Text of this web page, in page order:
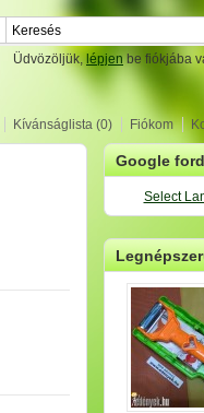
Üdvözöljük, lépjenbe fiókjába
Kívánságlista (0) Fiókom
Google
Select